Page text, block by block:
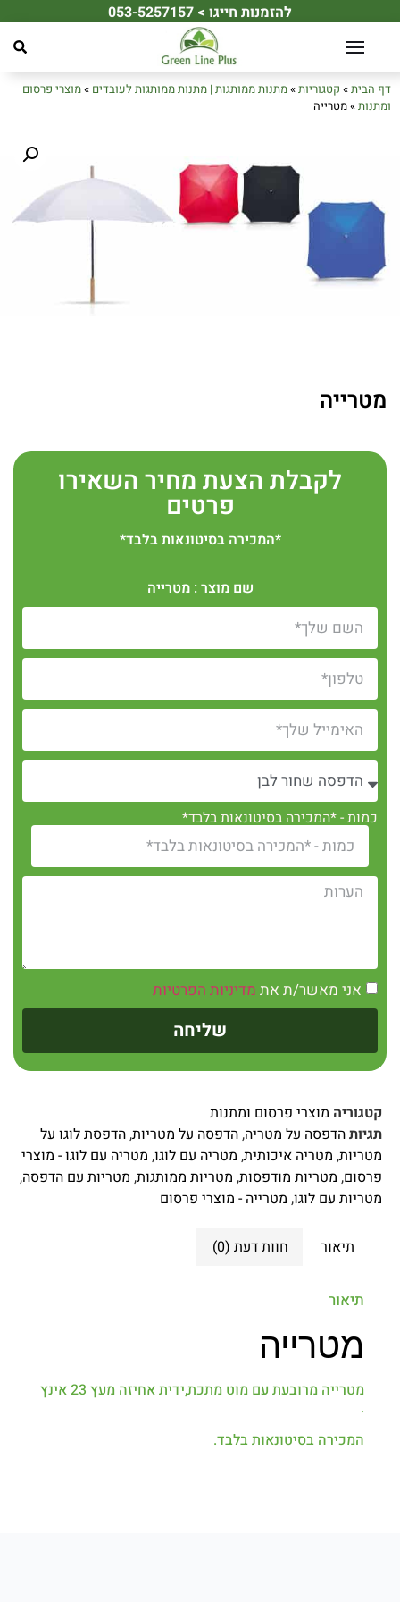
להזמנות חייגו > 053-5257157
דף הבית» קטגוריות»מתנות ממותגות | מתנות ממותגות לעובדים »מוצרי פרסום
ומתנות»מטרייה
מטרייה
לקבלת הצעת מחיר השאירו
פרטים
*המכירה בסיטונאות בלבד*
שם מוצר : מטרייה
כמות - *המכירה בסיטונאות בלבד*
אני מאשר/ת את מדיניות הפרטיות
שליחה
קטגוריה מוצרי פרסום ומתנות
תגיותהדפסה על מטריה,הדפסה על מטריות,הדפסת לוגו על
מטריות, מטריה איכותית, מטריה עם לוגו, מטריה עם לוגו - מוצרי
פרסום, מטריות מודפסות, מטריות ממותגות, מטריות עם הדפסה,
מטריות עם לוגו, מטרייה - מוצרי פרסום
תיאור חוות דעת (0)
תיאור
מטרייה
מטרייה מרובעת עם מוט מתכת,ידית אחיזה מעץ 23 אינץ
.
המכירה בסיטונאות בלבד.